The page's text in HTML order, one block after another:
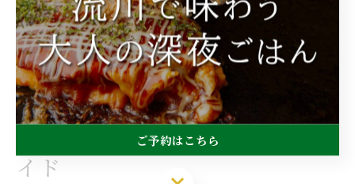
間帯の利用をおすすめします。自分の目的や気分に合っ
た居酒屋を選び、広島市中区ならではの一人飲みを存分
に楽しんでください。
女性でも安心の一人飲み入門ガ
イド
ご予約はこちら